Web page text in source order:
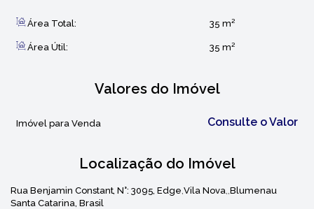
Área Total: 35 m²
Área Útil: 35 m²
Valores do Imóvel
Consulte o Valor
Imóvel para Venda
Localização do Imóvel
Rua Benjamin Constant, N°: 3095 Edge Vila Nova Blumenau
Santa Catarina, Brasil